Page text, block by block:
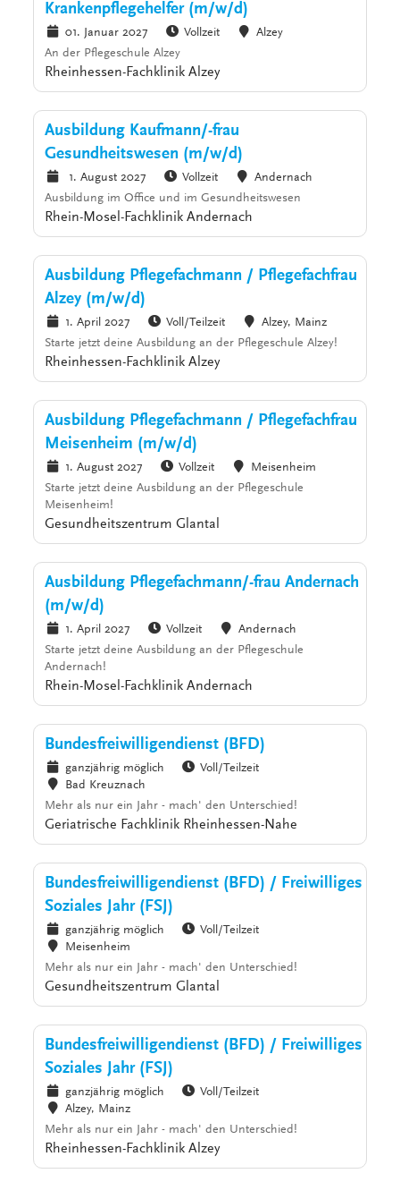
Krankenpflegehelfer (m/w/d)
01. Januar 2027 Vollzeit
Alzey
An der Pflegeschule Alzey
Rheinhessen-Fachklinik Alzey
Ausbildung Kaufmann/-frau
Gesundheitswesen (m/w/d)
1. August 2027 Vollzeit
Andernach
Ausbildung im Office und im Gesundheitswesen
Rhein-Mosel-Fachklinik Andernach
Ausbildung Pflegefachmann / Pflegefachfrau
Alzey (m/w/d)
1. April 2027 Voll/Teilzeit
Alzey, Mainz
Starte jetzt deine Ausbildung an der Pflegeschule Alzey!
Rheinhessen-Fachklinik Alzey
Ausbildung Pflegefachmann / Pflegefachfrau
Meisenheim (m/w/d)
1. August 2027 Vollzeit
Meisenheim
Starte jetzt deine Ausbildung an der Pflegeschule
Meisenheim!
Gesundheitszentrum Glantal
Ausbildung Pflegefachmann/-frau Andernach
(m/w/d)
1. April 2027 Vollzeit
Andernach
Starte jetzt deine Ausbildung an der Pflegeschule
Andernach!
Rhein-Mosel-Fachklinik Andernach
Bundesfreiwilligendienst (BFD)
ganzjährig möglich
Voll/Teilzeit
Bad Kreuznach
Mehr als nur ein Jahr - mach' den Unterschied!
Geriatrische Fachklinik Rheinhessen-Nahe
Bundesfreiwilligendienst (BFD) / Freiwilliges
Soziales Jahr (FSJ)
ganzjährig möglich
Voll/Teilzeit
Meisenheim
Mehr als nur ein Jahr - mach' den Unterschied!
Gesundheitszentrum Glantal
Bundesfreiwilligendienst (BFD) / Freiwilliges
Soziales Jahr (FSJ)
ganzjährig möglich
Voll/Teilzeit
Alzey, Mainz
Mehr als nur ein Jahr - mach' den Unterschied!
Rheinhessen-Fachklinik Alzey